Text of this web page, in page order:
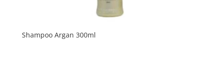
Shampoo Argan 300ml